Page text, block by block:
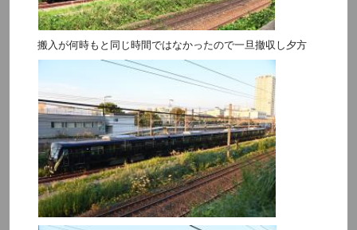
搬入が何時もと同じ時間ではなかったので一旦撤収し夕方